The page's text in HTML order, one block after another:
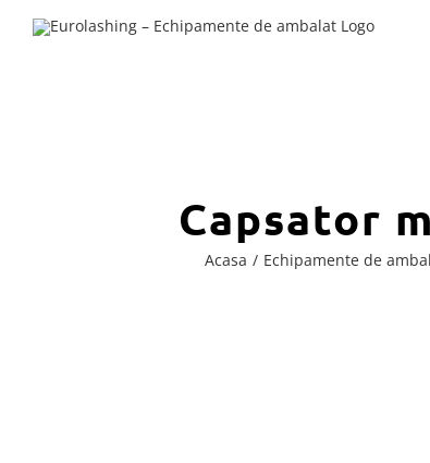
Capsator
Acasa Echipamente de